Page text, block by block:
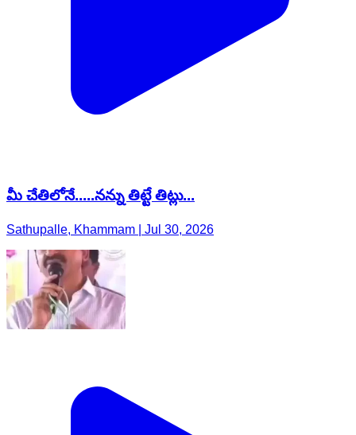
మీ చేతిలోనే.....నన్ను తిట్టే తిట్లు...
Sathupalle, Khammam | Jul 30, 2026